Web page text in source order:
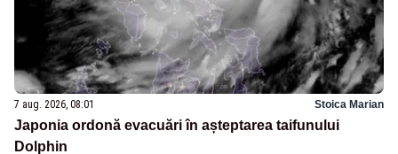
7 aug. 2026, 08:01 Stoica Marian
Japonia ordonă evacuări în așteptarea taifunului
Dolphin